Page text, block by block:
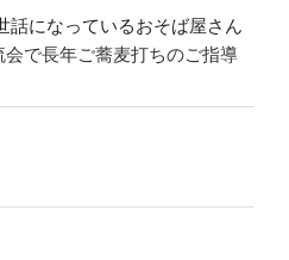
話になっているおそば屋さん
で長年ご蕎麦打ちのご指導